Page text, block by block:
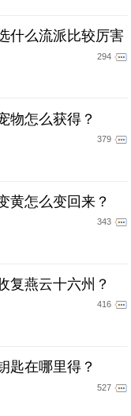
什么流派比较厉害
294
物怎么获得？
379
黄怎么变回来？
343
复燕云十六州？
416
匙在哪里得？
527